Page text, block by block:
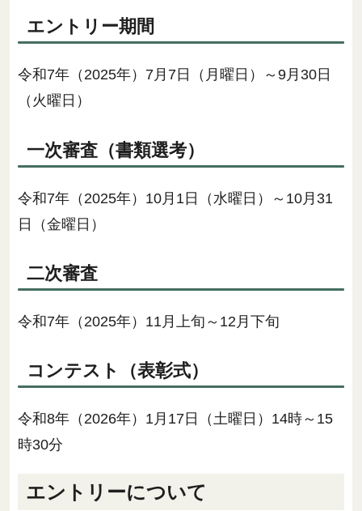
エントリー期間
令和7年（2025年）7月7日（月曜日）～9月30日
（火曜日）
一次審査（書類選考）
令和7年（2025年）10月1日（水曜日）～10月31
日（金曜日）
二次審査
令和7年（2025年）11月上旬～12月下旬
コンテスト（表彰式）
令和8年（2026年）1月17日（土曜日）14時～15
時30分
エントリーについて